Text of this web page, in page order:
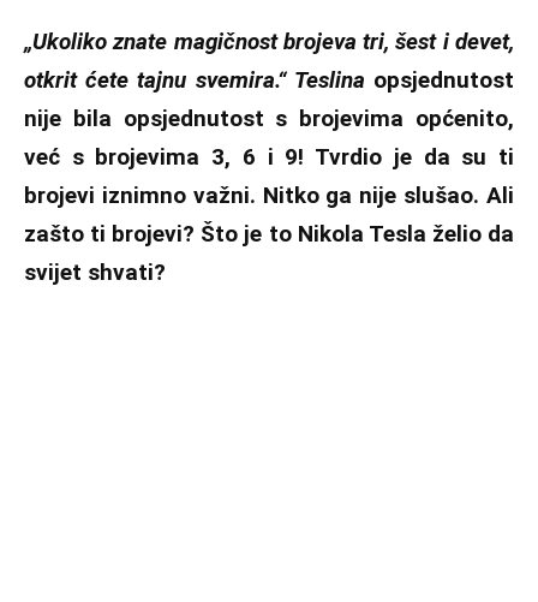
„Ukoliko znate magičnost brojeva tri, šest i devet,
otkrit ćete tajnu svemira.“ Teslina opsjednutost
nije bila opsjednutost s brojevima općenito,
već s brojevima 3, 6 i 9! Tvrdio je da su ti
brojevi iznimno važni. Nitko ga nije slušao. Ali
zašto ti brojevi? Što je to Nikola Tesla želio da
svijet shvati?